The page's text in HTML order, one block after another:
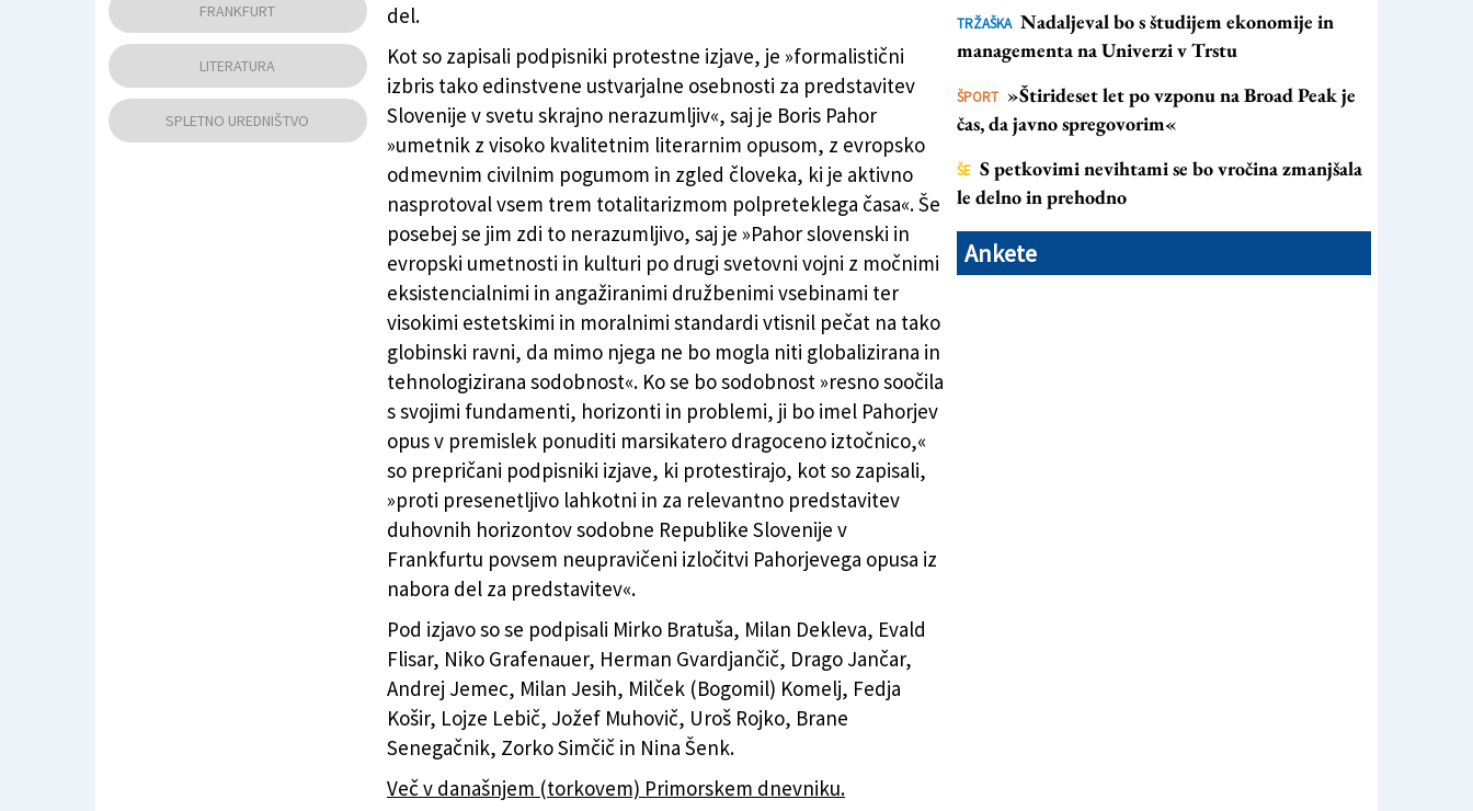
del.
Kot so zapisali podpisniki protestne izjave, je »formalistični
izbris tako edinstvene ustvarjalne osebnosti za predstavitev
Slovenije v svetu skrajno nerazumljiv«, saj je Boris Pahor
»umetnik z visoko kvalitetnim literarnim opusom, z evropsko
odmevnim civilnim pogumom in zgled človeka, ki je aktivno
nasprotoval vsem trem totalitarizmom polpreteklega časa«. Še
posebej se jim zdi to nerazumljivo, saj je »Pahor slovenski in
evropski umetnosti in kulturi po drugi svetovni vojni z močnimi
eksistencialnimi in angažiranimi družbenimi vsebinami ter
visokimi estetskimi in moralnimi standardi vtisnil pečat na tako
globinski ravni, da mimo njega ne bo mogla niti globalizirana in
tehnologizirana sodobnost«. Ko se bo sodobnost »resno soočila
s svojimi fundamenti, horizonti in problemi, ji bo imel Pahorjev
opus v premislek ponuditi marsikatero dragoceno iztočnico,«
so prepričani podpisniki izjave, ki protestirajo, kot so zapisali,
»proti presenetljivo lahkotni in za relevantno predstavitev
duhovnih horizontov sodobne Republike Slovenije v
Frankfurtu povsem neupravičeni izločitvi Pahorjevega opusa iz
nabora del za predstavitev«.
Pod izjavo so se podpisali Mirko Bratuša, Milan Dekleva, Evald
Flisar, Niko Grafenauer, Herman Gvardjančič, Drago Jančar,
Andrej Jemec, Milan Jesih, Milček (Bogomil) Komelj, Fedja
Košir, Lojze Lebič, Jožef Muhovič, Uroš Rojko, Brane
Senegačnik, Zorko Simčič in Nina Šenk.
Več v današnjem (torkovem) Primorskem dnevniku.
FRANKFURT
LITERATURA
SPLETNO UREDNIŠTVO
TRŽAŠKA Nadaljeval bo s študijem ekonomije in
managementa na Univerzi v Trstu
ŠPORT »Štirideset let po vzponu na Broad Peak je
čas, da javno spregovorim«
ŠE S petkovimi nevihtami se bo vročina zmanjšala
le delno in prehodno
Ankete